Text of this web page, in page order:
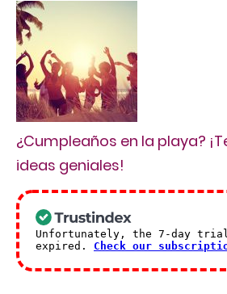
¿Cumpleaños en la playa?
ideas geniales!